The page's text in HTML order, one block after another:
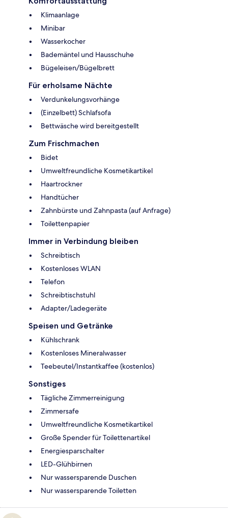
Klimaanlage
Minibar
Wasserkocher
Bademäntel und Hausschuhe
Bügeleisen/Bügelbrett
Für erholsame Nächte
Verdunkelungsvorhänge
(Einzelbett) Schlafsofa
Bettwäsche wird bereitgestellt
Zum Frischmachen
Bidet
Umweltfreundliche Kosmetikartikel
Haartrockner
Handtücher
Zahnbürste und Zahnpasta (auf Anfrage)
Toilettenpapier
Immer in Verbindung bleiben
Schreibtisch
Kostenloses WLAN
Telefon
Schreibtischstuhl
Adapter/Ladegeräte
Speisen und Getränke
Kühlschrank
Kostenloses Mineralwasser
Teebeutel/Instantkaffee (kostenlos)
Sonstiges
Tägliche Zimmerreinigung
Zimmersafe
Umweltfreundliche Kosmetikartikel
Große Spender für Toilettenartikel
Energiesparschalter
LED-Glühbirnen
Nur wassersparende Duschen
Nur wassersparende Toiletten